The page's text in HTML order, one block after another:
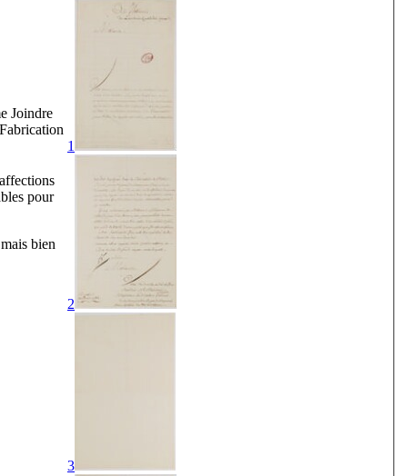
Joindre
pour
bien
1
2
3